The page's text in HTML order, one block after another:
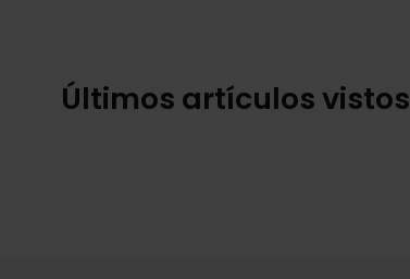
Últimos artículos vistos